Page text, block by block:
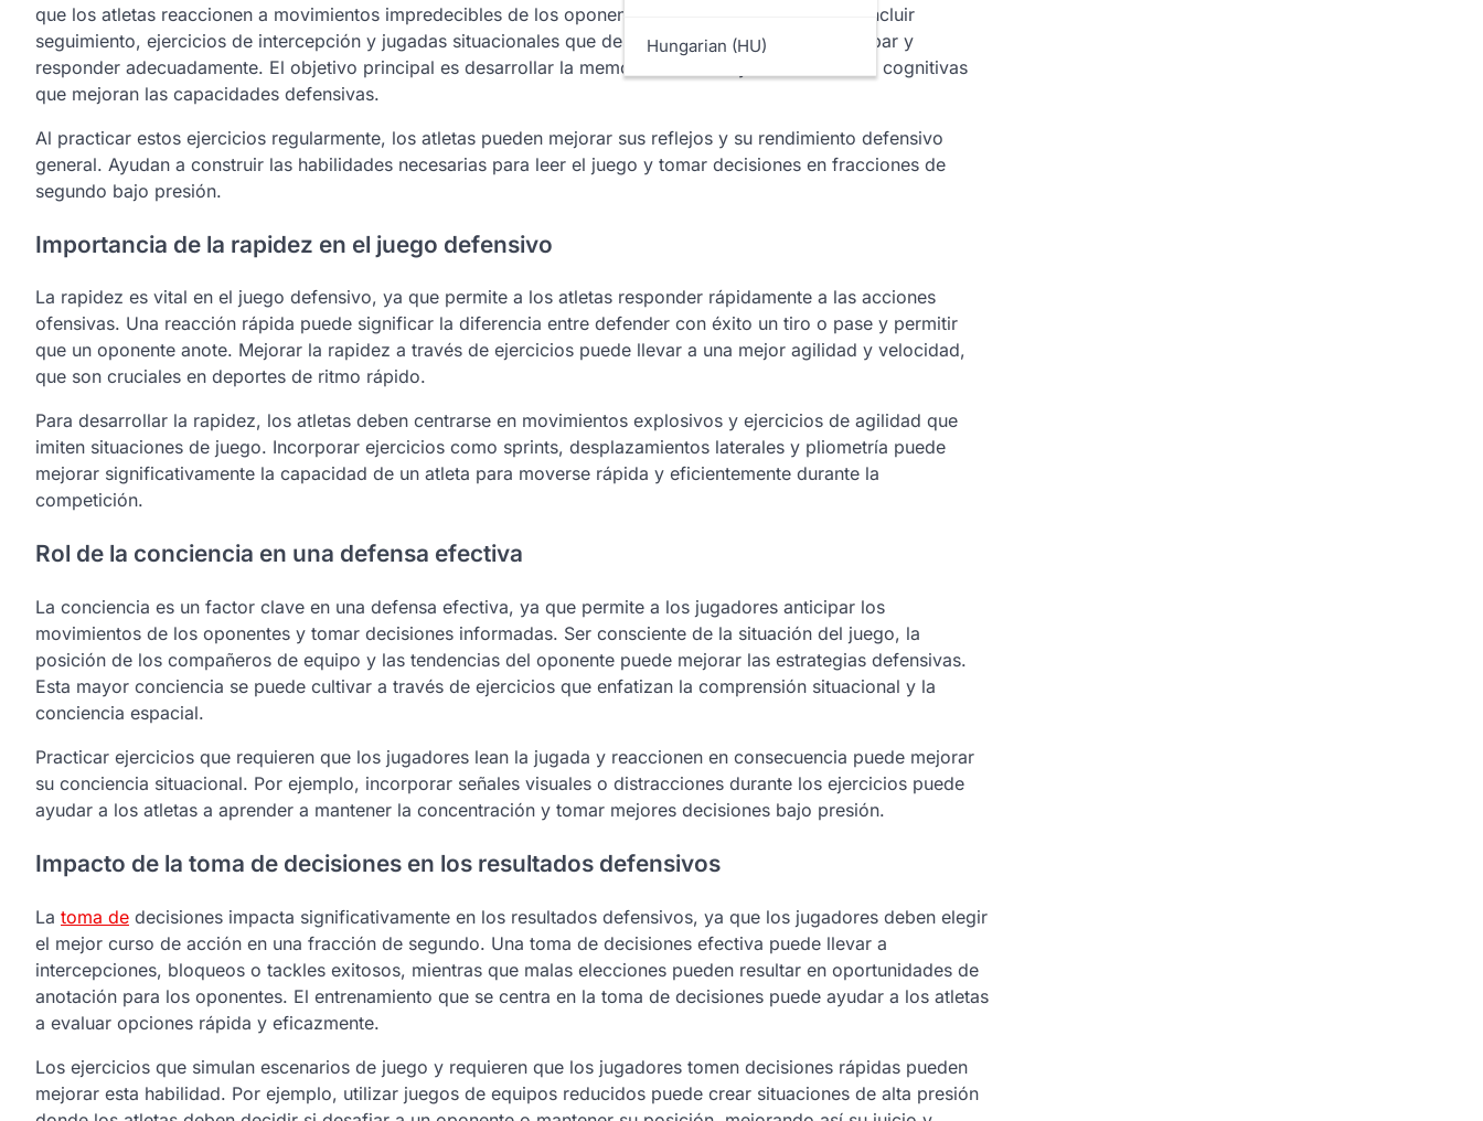
Hungarian (HU)
que los atletas reaccionen a movimientos impredecibles de los oponentes. Estos ejercicios pueden incluir
seguimiento, ejercicios de intercepción y jugadas situacionales que desafían a los jugadores a anticipar y
responder adecuadamente. El objetivo principal es desarrollar la memoria muscular y las habilidades cognitivas
que mejoran las capacidades defensivas.
Al practicar estos ejercicios regularmente, los atletas pueden mejorar sus reflejos y su rendimiento defensivo
general. Ayudan a construir las habilidades necesarias para leer el juego y tomar decisiones en fracciones de
segundo bajo presión.
Importancia de la rapidez en el juego defensivo
La rapidez es vital en el juego defensivo, ya que permite a los atletas responder rápidamente a las acciones
ofensivas. Una reacción rápida puede significar la diferencia entre defender con éxito un tiro o pase y permitir
que un oponente anote. Mejorar la rapidez a través de ejercicios puede llevar a una mejor agilidad y velocidad,
que son cruciales en deportes de ritmo rápido.
Para desarrollar la rapidez, los atletas deben centrarse en movimientos explosivos y ejercicios de agilidad que
imiten situaciones de juego. Incorporar ejercicios como sprints, desplazamientos laterales y pliometría puede
mejorar significativamente la capacidad de un atleta para moverse rápida y eficientemente durante la
competición.
Rol de la conciencia en una defensa efectiva
La conciencia es un factor clave en una defensa efectiva, ya que permite a los jugadores anticipar los
movimientos de los oponentes y tomar decisiones informadas. Ser consciente de la situación del juego, la
posición de los compañeros de equipo y las tendencias del oponente puede mejorar las estrategias defensivas.
Esta mayor conciencia se puede cultivar a través de ejercicios que enfatizan la comprensión situacional y la
conciencia espacial.
Practicar ejercicios que requieren que los jugadores lean la jugada y reaccionen en consecuencia puede mejorar
su conciencia situacional. Por ejemplo, incorporar señales visuales o distracciones durante los ejercicios puede
ayudar a los atletas a aprender a mantener la concentración y tomar mejores decisiones bajo presión.
Impacto de la toma de decisiones en los resultados defensivos
La toma de decisiones impacta significativamente en los resultados defensivos, ya que los jugadores deben elegir
el mejor curso de acción en una fracción de segundo. Una toma de decisiones efectiva puede llevar a
intercepciones, bloqueos o tackles exitosos, mientras que malas elecciones pueden resultar en oportunidades de
anotación para los oponentes. El entrenamiento que se centra en la toma de decisiones puede ayudar a los atletas
a evaluar opciones rápida y eficazmente.
Los ejercicios que simulan escenarios de juego y requieren que los jugadores tomen decisiones rápidas pueden
mejorar esta habilidad. Por ejemplo, utilizar juegos de equipos reducidos puede crear situaciones de alta presión